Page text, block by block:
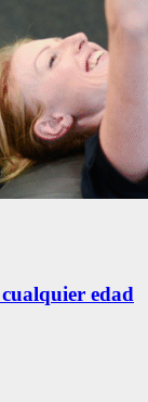
edad